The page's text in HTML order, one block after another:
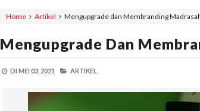
Home Artikel Mengupgrade dan Membranding
Mengupgrade Dan
DI MEI 03, 2021 ARTIKEL,